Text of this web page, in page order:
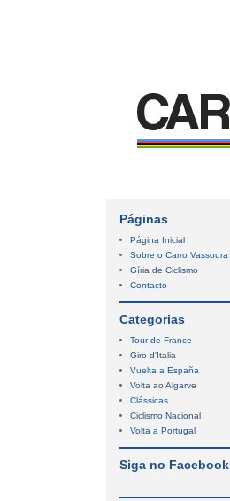
Páginas
Página Inicial
Sobre o Carro Vassoura
Gíria de Ciclismo
Contacto
Categorias
Tour de France
Giro d'Italia
Vuelta a España
Volta ao Algarve
Clássicas
Ciclismo Nacional
Volta a Portugal
Siga no Facebook